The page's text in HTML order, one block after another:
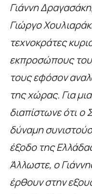
Γιάννη
Γιώργο
τεχνοκράτες
εκπροσώπους του
τους εφόσον
της χώρας. Για
διαπίστωνε ότι ο
δύναμη
έξοδο της
Άλλωστε, ο
έρθουν στην